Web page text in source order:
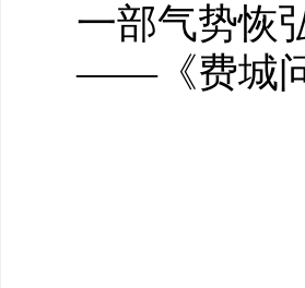
一部气势恢
——《费城问